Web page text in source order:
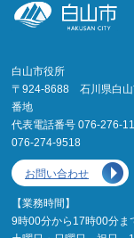
白山市役所
〒924-8688 石川県白山
番地
代表電話番号 076-276-
076-274-9518
お問い合わせ
【業務時間】
9時00分から17時00分ま